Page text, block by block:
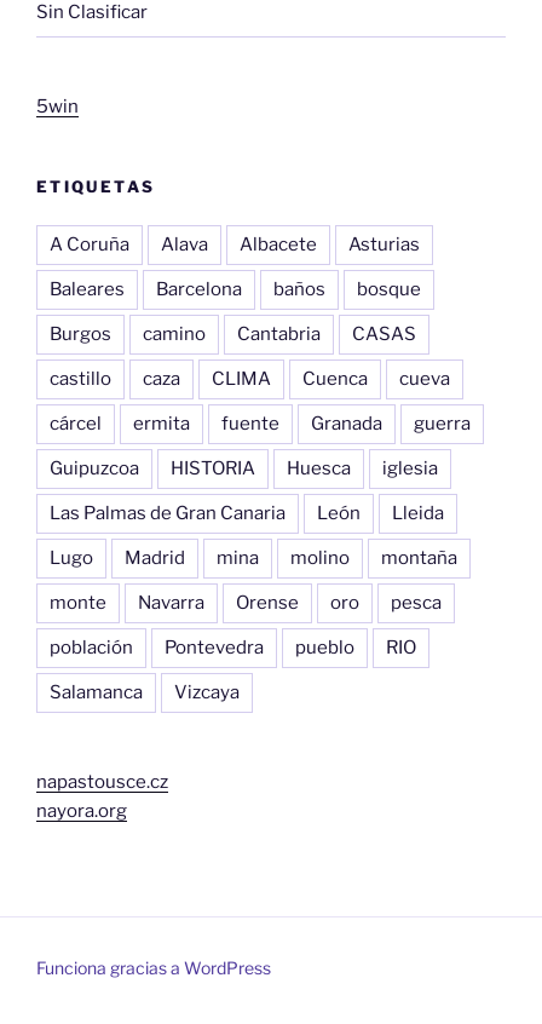
Sin Clasificar
5win
ETIQUETAS
A Coruña Alava Albacete Asturias
Baleares Barcelona baños bosque
Burgos camino Cantabria CASAS
castillo caza CLIMA Cuenca cueva
cárcel ermita fuente Granada guerra
Guipuzcoa HISTORIA Huesca iglesia
Las Palmas de Gran Canaria León Lleida
Lugo Madrid mina molino montaña
monte Navarra Orense oro pesca
población Pontevedra pueblo RIO
Salamanca Vizcaya
napastousce.cz
nayora.org
Funciona gracias a WordPress